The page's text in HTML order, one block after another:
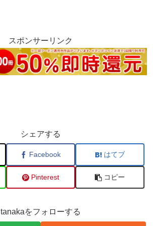
スポンサーリンク
シェアする
Facebook はてブ
Pinterest コピー
tanakaをフォローする